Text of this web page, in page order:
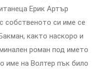
Ерик Артър
собственото си име се
както наскоро и
роман под името
име на Волтер пък било